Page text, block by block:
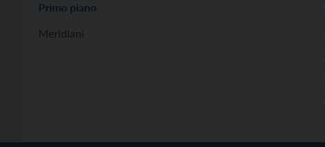
Primo piano
Meridiani